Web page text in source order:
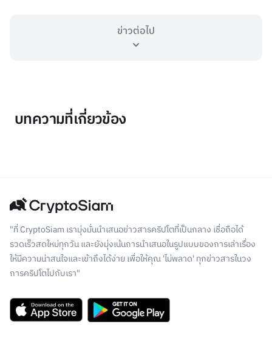
ข่าวต่อไป
บทความที่เกี่ยวข้อง
"ที่ CryptoSiam เรามุ่งมั่นนำเสนอข่าวสารคริปโตที่เป็นกลาง เชื่อถือได้
รวดเร็วสดใหม่ทุกวัน และยังมุ่งเน้นการนำเสนอในรูปแบบของการเล่าเรื่อง
ให้มีความน่าสนใจและเข้าถึงได้ง่าย เพื่อให้คุณ 'ไม่พลาด' ทุกข่าวสารในวง
การคริปโตไปกับเรา"